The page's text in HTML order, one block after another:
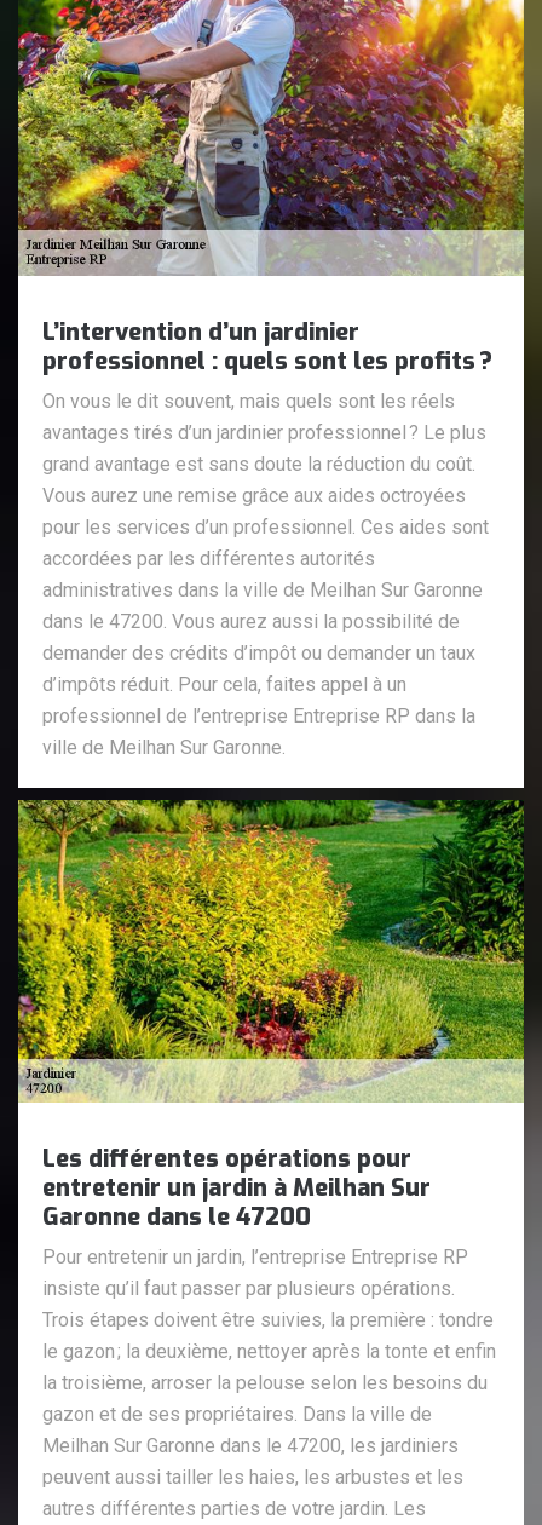
L’intervention d’un jardinier
professionnel : quels sont les profits ?
On vous le dit souvent, mais quels sont les réels
avantages tirés d’un jardinier professionnel ? Le plus
grand avantage est sans doute la réduction du coût.
Vous aurez une remise grâce aux aides octroyées
pour les services d’un professionnel. Ces aides sont
accordées par les différentes autorités
administratives dans la ville de Meilhan Sur Garonne
dans le 47200. Vous aurez aussi la possibilité de
demander des crédits d’impôt ou demander un taux
d’impôts réduit. Pour cela, faites appel à un
professionnel de l’entreprise Entreprise RP dans la
ville de Meilhan Sur Garonne.
Les différentes opérations pour
entretenir un jardin à Meilhan Sur
Garonne dans le 47200
Pour entretenir un jardin, l’entreprise Entreprise RP
insiste qu’il faut passer par plusieurs opérations.
Trois étapes doivent être suivies, la première : tondre
le gazon ; la deuxième, nettoyer après la tonte et enfin
la troisième, arroser la pelouse selon les besoins du
gazon et de ses propriétaires. Dans la ville de
Meilhan Sur Garonne dans le 47200, les jardiniers
peuvent aussi tailler les haies, les arbustes et les
autres différentes parties de votre jardin. Les